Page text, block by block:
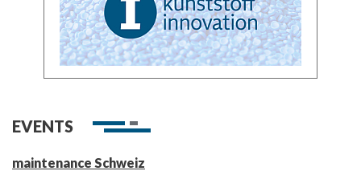
EVENTS
maintenance Schweiz